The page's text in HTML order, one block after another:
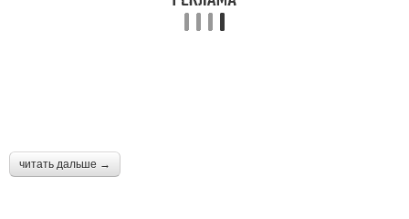
читать дальше →